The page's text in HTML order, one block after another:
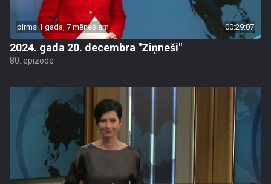
pirms 1 gada, 7 mēnešiem 00:29:07
2024. gada 20. decembra "Ziņneši"
80. epizode